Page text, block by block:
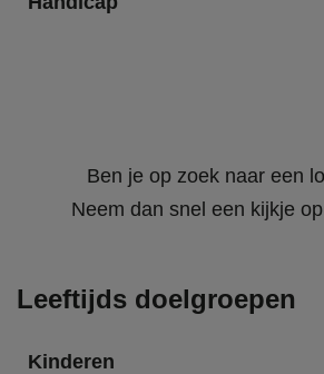
Ben je op zoek naar een
Neem dan snel een kijkje
Leeftijds doelgroepen
Kinderen